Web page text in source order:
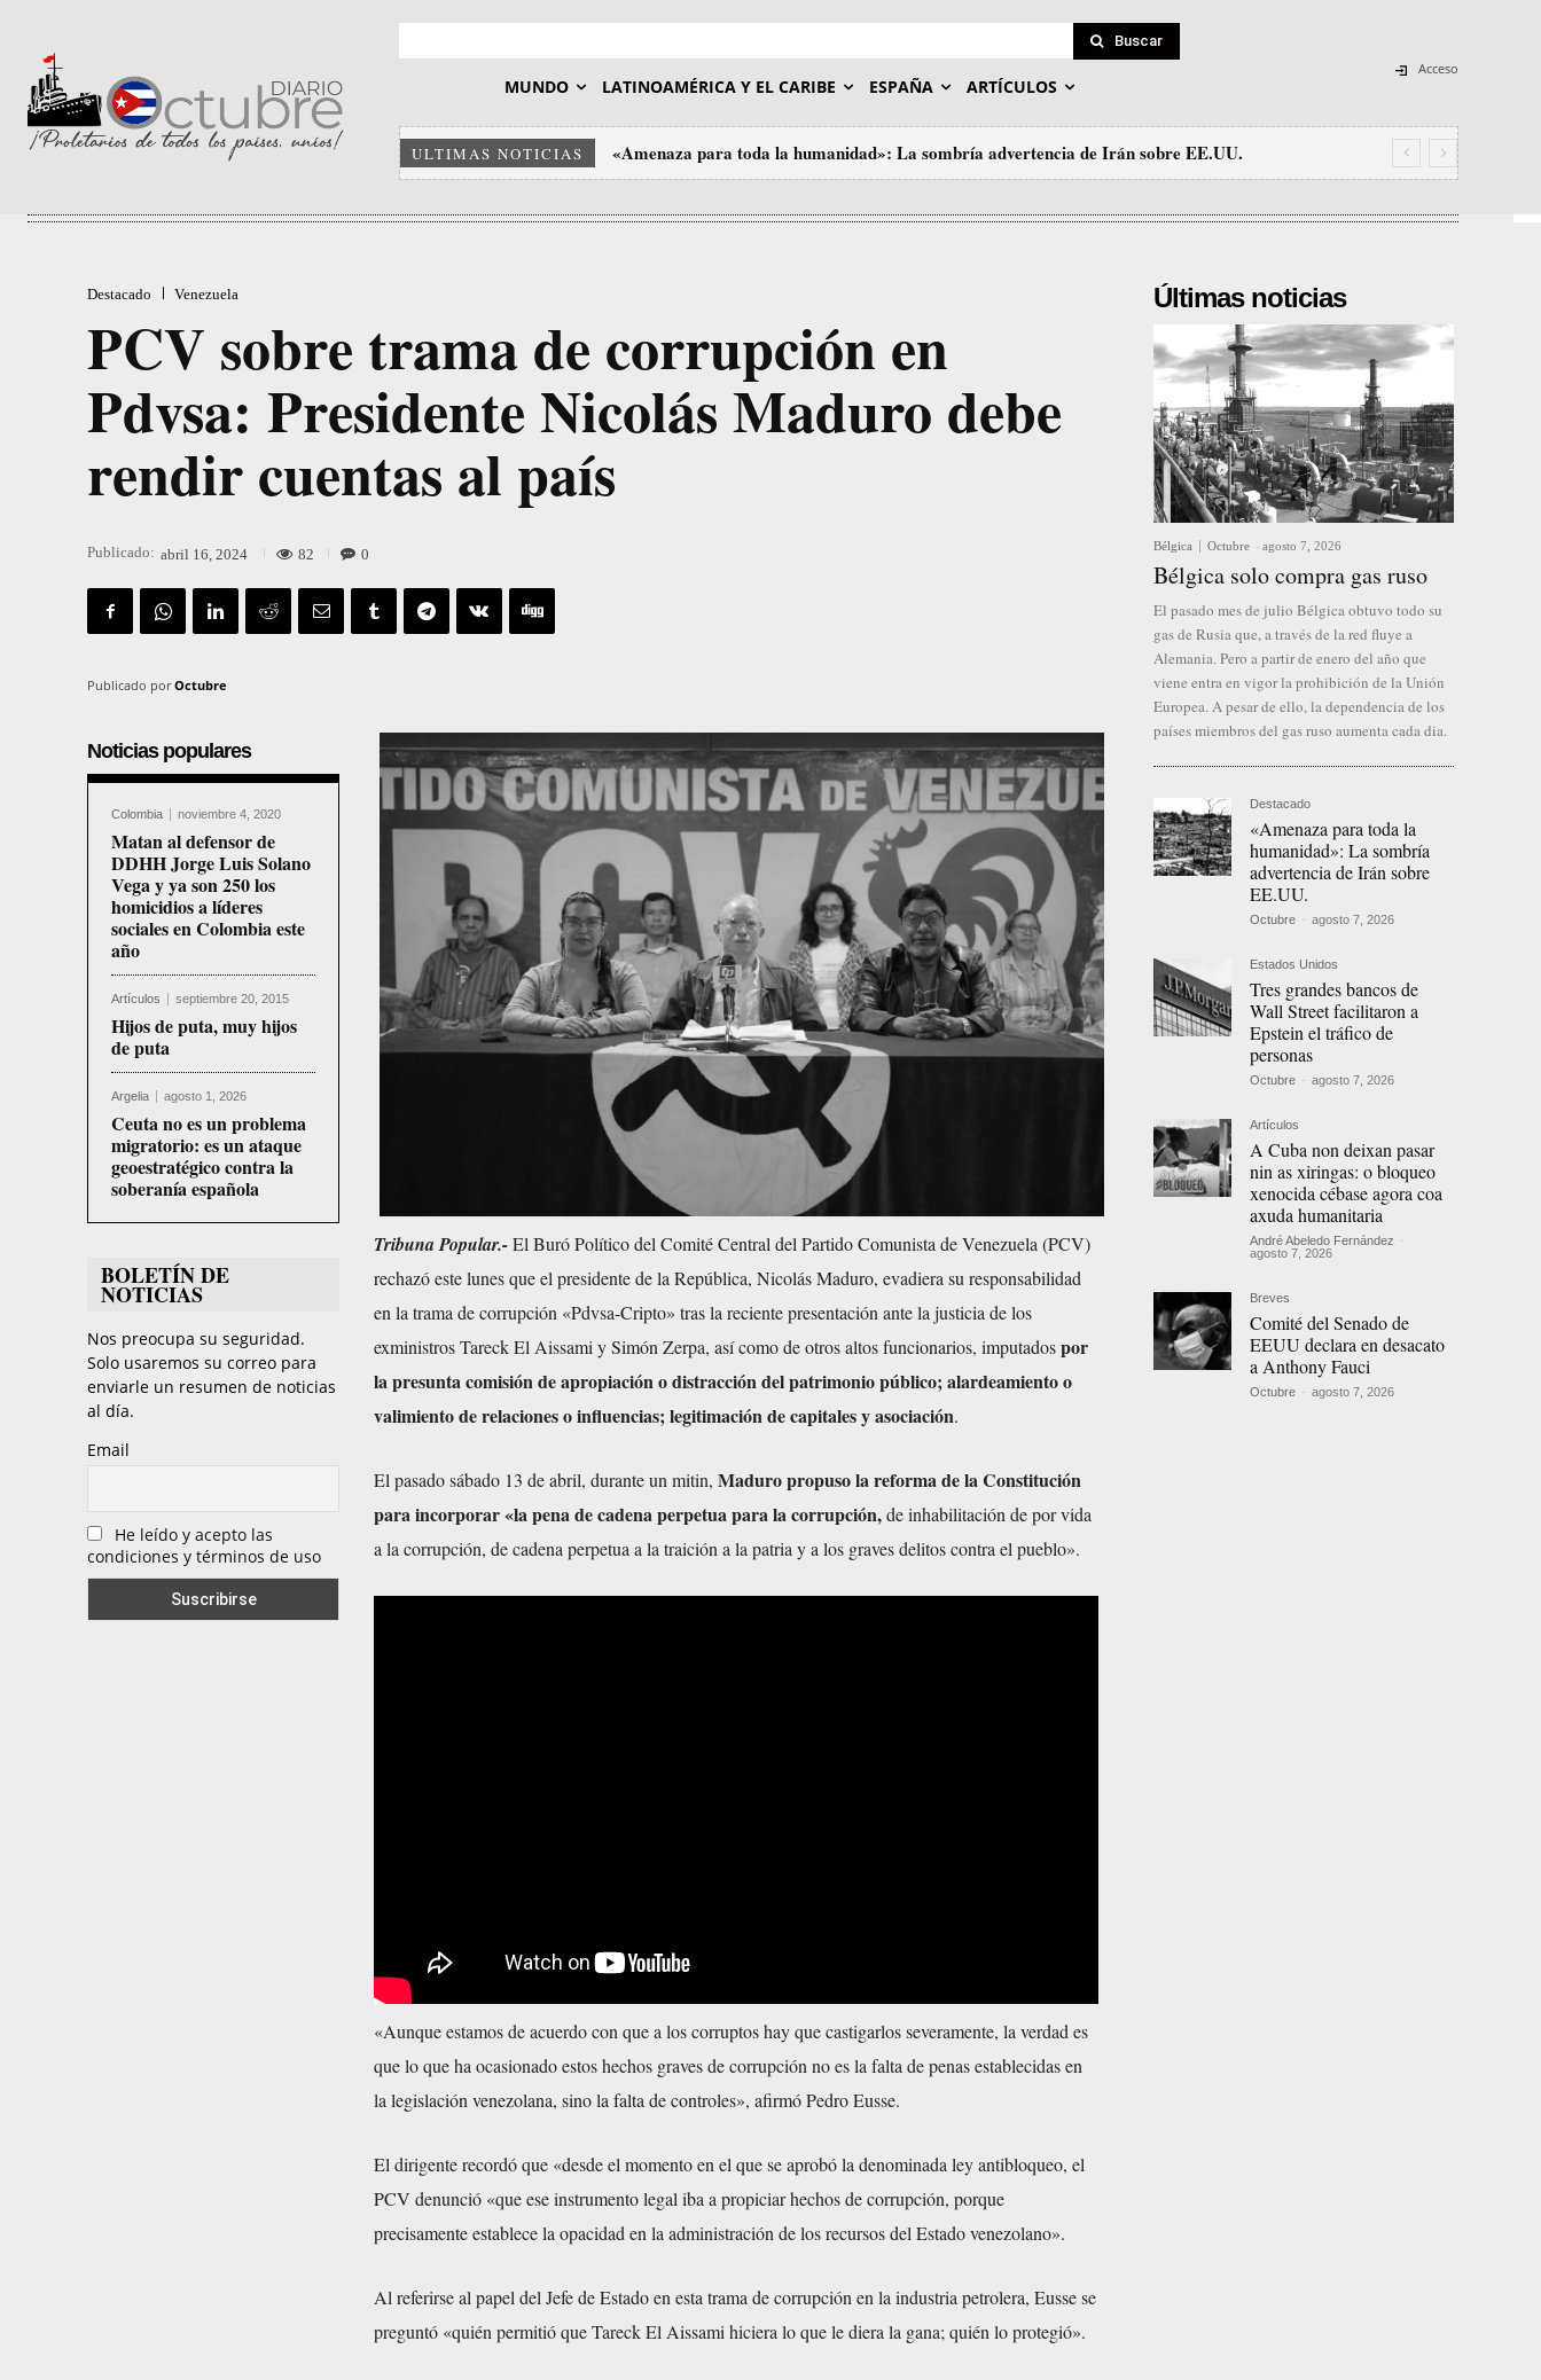
Buscar
MUNDO LATINOAMÉRICA Y EL CARIBE ESPAÑA ARTÍCULOS
Acceso
ULTIMAS NOTICIAS «Amenaza para toda la humanidad»: La sombría advertencia de Irán sobre EE.UU.
Tres grandes bancos de Wall Street facilitaron a Epstein el tráfico de personas
Destacado Venezuela
PCV sobre trama de corrupción en
Pdvsa: Presidente Nicolás Maduro debe
rendir cuentas al país
Publicado: abril 16, 2024 82 0
Publicado por Octubre
Noticias populares
Colombia noviembre 4, 2020
Matan al defensor de
DDHH Jorge Luis Solano
Vega y ya son 250 los
homicidios a líderes
sociales en Colombia este
año
Artículos septiembre 20, 2015
Hijos de puta, muy hijos
de puta
Argelia agosto 1, 2026
Ceuta no es un problema
migratorio: es un ataque
geoestratégico contra la
soberanía española
BOLETÍN DE
NOTICIAS
Nos preocupa su seguridad.
Solo usaremos su correo para
enviarle un resumen de noticias
al día.
Email
He leído y acepto las
condiciones y términos de uso
Tribuna Popular.-El Buró Político del Comité Central del Partido Comunista de Venezuela (PCV)
rechazó este lunes que el presidente de la República, Nicolás Maduro, evadiera su responsabilidad
en la trama de corrupción «Pdvsa-Cripto» tras la reciente presentación ante la justicia de los
exministros Tareck El Aissami y Simón Zerpa, así como de otros altos funcionarios, imputadospor
la presunta comisióndeapropiación o distracción del patrimonio público; alardeamiento o
valimiento de relaciones o influencias; legitimación de capitales y asociación.
El pasado sábado 13 de abril, durante un mitin, Maduro propuso la reforma de la Constitución
para incorporar «la pena de cadena perpetua para la corrupción,de inhabilitación de por vida
a la corrupción, de cadena perpetua a la traición a la patria y a los graves delitos contra el pueblo».
«Aunque estamos de acuerdo con que a los corruptos hay que castigarlos severamente, la verdad es
que lo que ha ocasionado estos hechos graves de corrupción no es la falta de penas establecidas en
la legislación venezolana, sino la falta de controles», afirmó Pedro Eusse.
El dirigente recordó que «desde el momento en el que se aprobó la denominada ley antibloqueo, el
PCV denunció «que ese instrumento legal iba a propiciar hechos de corrupción, porque
precisamente establece la opacidad en la administración de los recursos del Estado venezolano».
Al referirse al papel del Jefe de Estado en esta trama de corrupción en la industria petrolera, Eusse se
preguntó «quién permitió que Tareck El Aissami hiciera lo que le diera la gana; quién lo protegió».
Últimas noticias
Bélgica Octubre - agosto 7, 2026
Bélgica solo compra gas ruso
El pasado mes de julio Bélgica obtuvo todo su
gas de Rusia que, a través de la red fluye a
Alemania. Pero a partir de enero del año que
viene entra en vigor la prohibición de la Unión
Europea. A pesar de ello, la dependencia de los
países miembros del gas ruso aumenta cada dia.
Destacado
«Amenaza para toda la
humanidad»: La sombría
advertencia de Irán sobre
EE.UU.
Octubre - agosto 7, 2026
Estados Unidos
Tres grandes bancos de
Wall Street facilitaron a
Epstein el tráfico de
personas
Octubre - agosto 7, 2026
Artículos
A Cuba non deixan pasar
nin as xiringas: o bloqueo
xenocida cébase agora coa
axuda humanitaria
André Abeledo Fernández -
agosto 7, 2026
Breves
Comité del Senado de
EEUU declara en desacato
a Anthony Fauci
Octubre - agosto 7, 2026